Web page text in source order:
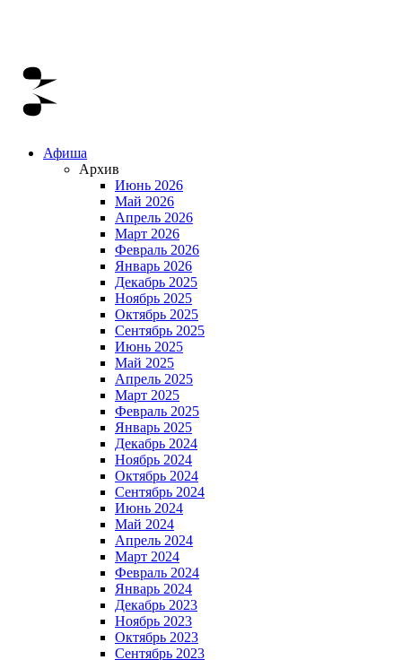
Афиша
Архив
Июнь 2026
Май 2026
Апрель 2026
Март 2026
Февраль 2026
Январь 2026
Декабрь 2025
Ноябрь 2025
Октябрь 2025
Сентябрь 2025
Июнь 2025
Май 2025
Апрель 2025
Март 2025
Февраль 2025
Январь 2025
Декабрь 2024
Ноябрь 2024
Октябрь 2024
Сентябрь 2024
Июнь 2024
Май 2024
Апрель 2024
Март 2024
Февраль 2024
Январь 2024
Декабрь 2023
Ноябрь 2023
Октябрь 2023
Сентябрь 2023